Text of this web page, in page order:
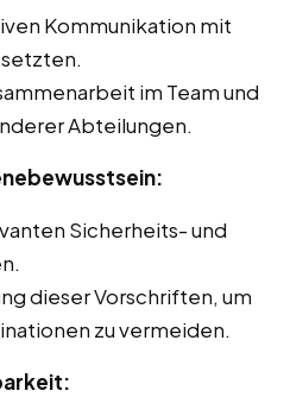
Kommunikation mit
im Team und
Abteilungen.
Sicherheits- und
dieser Vorschriften, um
zu vermeiden.